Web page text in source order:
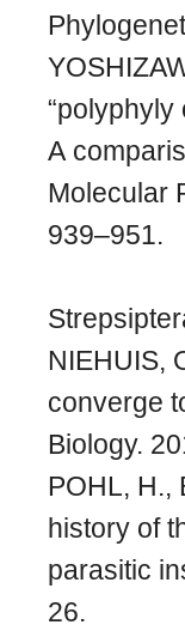
“polyphyly
A
Molecular
939–951.
NIEHUIS,
converge
Biology.
POHL, H.,
history of
parasitic
26.